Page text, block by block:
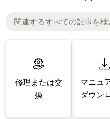
修理または交
換
マニュ
ダウン